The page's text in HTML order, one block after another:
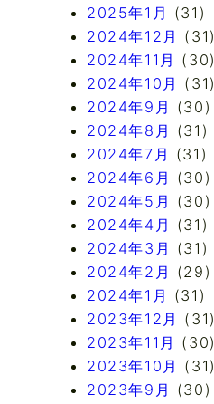
2025年1月 (31)
2024年12月 (31)
2024年11月 (30)
2024年10月 (31)
2024年9月 (30)
2024年8月 (31)
2024年7月 (31)
2024年6月 (30)
2024年5月 (30)
2024年4月 (31)
2024年3月 (31)
2024年2月 (29)
2024年1月 (31)
2023年12月 (31)
2023年11月 (30)
2023年10月 (31)
2023年9月 (30)